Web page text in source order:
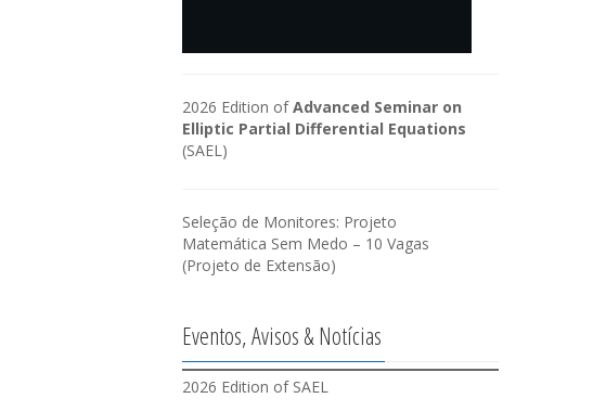
2026 Edition ofAdvanced Seminar on
Elliptic Partial Differential Equations
(SAEL)
Seleção de Monitores: Projeto
Matemática Sem Medo – 10 Vagas
(Projeto de Extensão)
Eventos, Avisos & Notícias
2026 Edition of SAEL